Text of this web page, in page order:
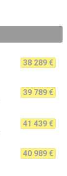
38 289 €
39 789 €
41 439 €
40 989 €